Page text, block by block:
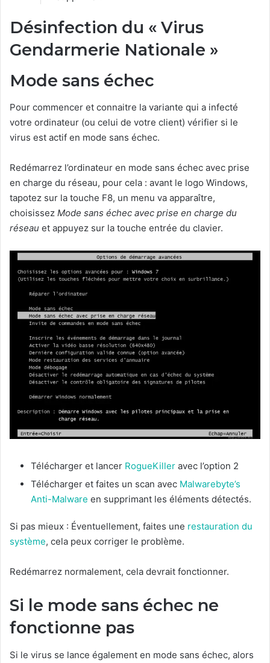
Désinfection du « Virus
Gendarmerie Nationale »
Mode sans échec
Pour commencer et connaitre la variante qui a infecté
votre ordinateur (ou celui de votre client) vérifier si le
virus est actif en mode sans échec.
Redémarrez l’ordinateur en mode sans échec avec prise
en charge du réseau, pour cela : avant le logo Windows,
tapotez sur la touche F8, un menu va apparaître,
choisissez Mode sans échec avec prise en charge du
réseau et appuyez sur la touche entrée du clavier.
Télécharger et lancer RogueKiller avec l’option 2
Télécharger et faites un scan avec Malwarebyte’s
Anti-Malware en supprimant les éléments détectés.
Si pas mieux : Éventuellement, faites une restauration du
système, cela peux corriger le problème.
Redémarrez normalement, cela devrait fonctionner.
Si le mode sans échec ne
fonctionne pas
Si le virus se lance également en mode sans échec, alors